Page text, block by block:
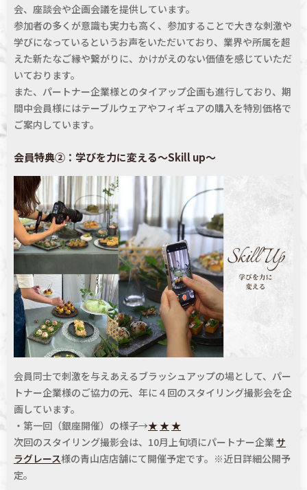
会、座談会や企画会議を提供しています。
参加者の多くが意識も実力も高く、 参加することで大きな刺激や
学びになっているというお声をいただいており、業界や所属を超
えた新たなご縁や繋がりに、かけがえのない価値を感じていただ
いております。
また、パートナー企業様とのタイアップ企画も進行しており、期
間中会員様にはテーブルウェアやフィギュアの購入を特別価格で
ご案内しています。
会員特典②：学びを力に変える～Skill up～
会員同士で刺激を与えあえるブラッシュアップの場として、パー
トナー企業様のご協力の元、年に４回のスタイリング撮影会を企
画しています。
・第一回（銀座開催）の様子→★★★
次回のスタイリング撮影会は、10月上旬頃にパートナー企業サ
ラグレース様の青山店店舗にて開催予定です。※近日詳細公開予
定。